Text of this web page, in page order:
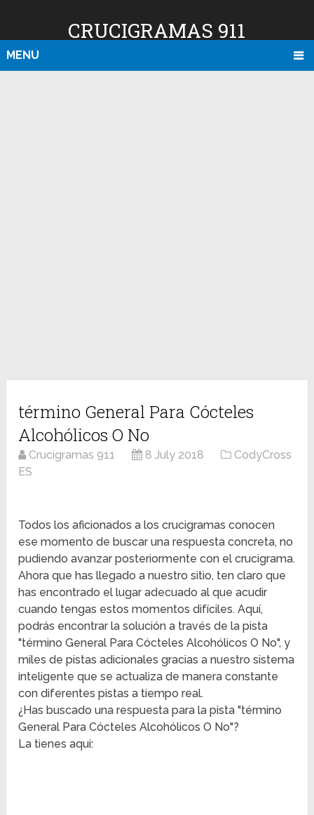
CRUCIGRAMAS 911
MENU
término General Para Cócteles
Alcohólicos O No
Crucigramas 911 8 July 2018
CodyCross
ES
Todos los aficionados a los crucigramas conocen
ese momento de buscar una respuesta concreta, no
pudiendo avanzar posteriormente con el crucigrama.
Ahora que has llegado a nuestro sitio, ten claro que
has encontrado el lugar adecuado al que acudir
cuando tengas estos momentos difíciles. Aquí,
podrás encontrar la solución a través de la pista
"término General Para Cócteles Alcohólicos O No", y
miles de pistas adicionales gracias a nuestro sistema
inteligente que se actualiza de manera constante
con diferentes pistas a tiempo real.
¿Has buscado una respuesta para la pista "término
General Para Cócteles Alcohólicos O No"?
La tienes aquí: